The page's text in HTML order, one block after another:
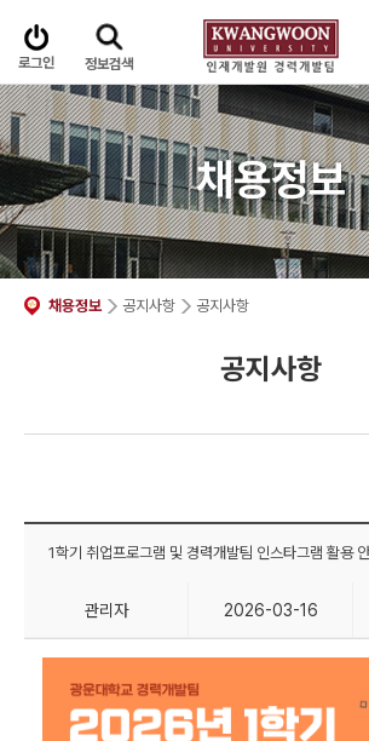
로그인 정보검색
채용정보
채용정보 공지사항 공지사항
공지사항
1학기 취업프로그램 및 경력개발팀 인스타그램 활용
관리자 2026-03-16